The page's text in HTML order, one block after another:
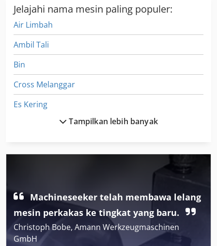
Jelajahi nama mesin paling populer:
Air Limbah
Ambil Tali
Bin
Cross Melanggar
Es Kering
Es Kering Peledakan Mesin
Gula
Gula-Gula
Gunting Angkat Mobil
Tampilkan lebih banyak
Machineseeker telah membawa lelang
mesin perkakas ke tingkat yang baru.
Christoph Bobe, Amann Werkzeugmaschinen
GmbH